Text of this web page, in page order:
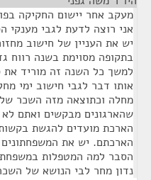
מעקב אחר יישום החקיקה
אני רוצה לדעת לגבי מענקי
יש את העניין של חישוב
בתקופה מסוימת בשנה רווח
למשך כל השנה זה מוריד
אותו דבר לגבי חישוב ימי
מחלה וכתוצאה מזה השכר
שהארגונים מבקשים ואתם
הארכת מועדים להגשת
הארכתם. יש את
הסבר למה המטפלות
נדון מחר לבי הנושא של